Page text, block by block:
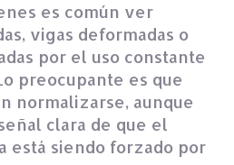
es común ver
vigas deformadas o
por el uso constante
preocupante es que
normalizarse, aunque
clara de que el
está siendo forzado por